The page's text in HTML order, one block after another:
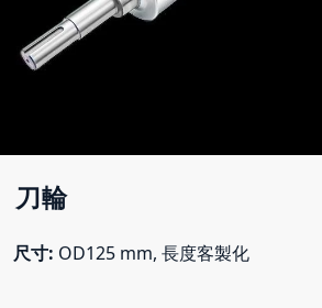
刀輪
尺寸: OD125 mm, 長度客製化